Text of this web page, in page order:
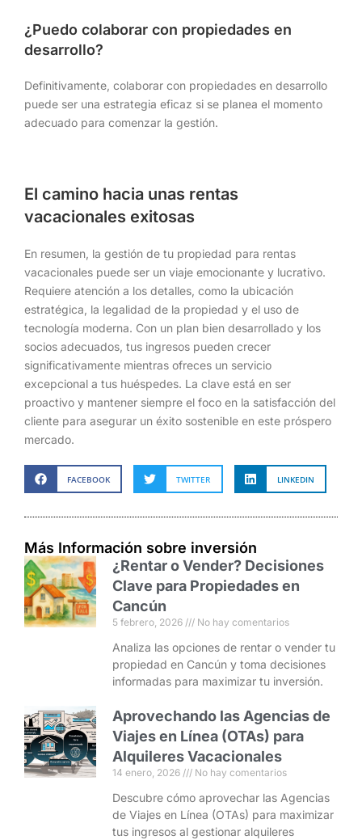
¿Puedo colaborar con propiedades en
desarrollo?
Definitivamente, colaborar con propiedades en desarrollo
puede ser una estrategia eficaz si se planea el momento
adecuado para comenzar la gestión.
El camino hacia unas rentas
vacacionales exitosas
En resumen, la gestión de tu propiedad para rentas
vacacionales puede ser un viaje emocionante y lucrativo.
Requiere atención a los detalles, como la ubicación
estratégica, la legalidad de la propiedad y el uso de
tecnología moderna. Con un plan bien desarrollado y los
socios adecuados, tus ingresos pueden crecer
significativamente mientras ofreces un servicio
excepcional a tus huéspedes. La clave está en ser
proactivo y mantener siempre el foco en la satisfacción del
cliente para asegurar un éxito sostenible en este próspero
mercado.
FACEBOOK TWITTER LINKEDIN
Más Información sobre inversión
¿Rentar o Vender? Decisiones
Clave para Propiedades en
Cancún
5 febrero, 2026 No hay comentarios
Analiza las opciones de rentar o vender tu
propiedad en Cancún y toma decisiones
informadas para maximizar tu inversión.
Aprovechando las Agencias de
Viajes en Línea (OTAs) para
Alquileres Vacacionales
14 enero, 2026 No hay comentarios
Descubre cómo aprovechar las Agencias
de Viajes en Línea (OTAs) para maximizar
tus ingresos al gestionar alquileres